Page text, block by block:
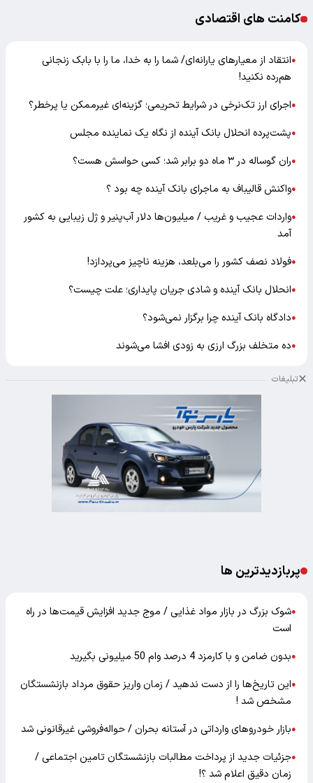
کامنت های اقتصادی
●انتقاد از معیارهای یارانه‌ای/ شما را به خدا، ما را با بابک زنجانی
هم‌رده نکنید!
●اجرای ارز تک‌نرخی در شرایط تحریمی؛ گزینه‌ای غیرممکن یا پرخطر؟
●پشت‌پرده انحلال بانک آینده از نگاه یک نماینده مجلس
●ران گوساله در ۳ ماه دو برابر شد؛ کسی حواسش هست؟
●واکنش قالیباف به ماجرای بانک آینده چه بود ؟
●واردات عجیب و غریب / میلیون‌ها دلار آب‌پنیر و ژل زیبایی به کشور
آمد
●فولاد نصف کشور را می‌بلعد، هزینه ناچیز می‌پردازد!
●انحلال بانک آینده و شادی جریان پایداری؛ علت چیست؟
●دادگاه بانک آینده چرا برگزار نمی‌شود؟
●ده متخلف بزرگ ارزی به زودی افشا می‌شوند
تبلیغات
پربازدیدترین ها
●شوک بزرگ در بازار مواد غذایی / موج جدید افزایش قیمت‌ها در راه
است
●بدون ضامن و با کارمزد 4 درصد وام 50 میلیونی بگیرید
●این تاریخ‌ها را از دست ندهید / زمان واریز حقوق مرداد بازنشستگان
مشخص شد !
●بازار خودرو‌های وارداتی در آستانه بحران / حواله‌فروشی غیرقانونی شد
●جزئیات جدید از پرداخت مطالبات بازنشستگان تامین اجتماعی /
زمان دقیق اعلام شد ؟!